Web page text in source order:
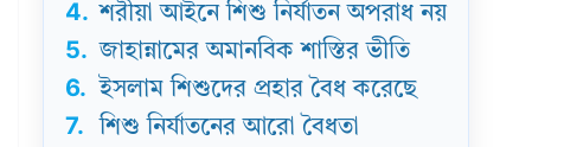
4. শরীয়া আইনে শিশু নির্যাতন অপরাধ নয়
5. জাহান্নামের অমানবিক শাস্তির ভীতি
6. ইসলাম শিশুদের প্রহার বৈধ করেছে
7.
শিশু নির্যাতনের আরো বৈধতা